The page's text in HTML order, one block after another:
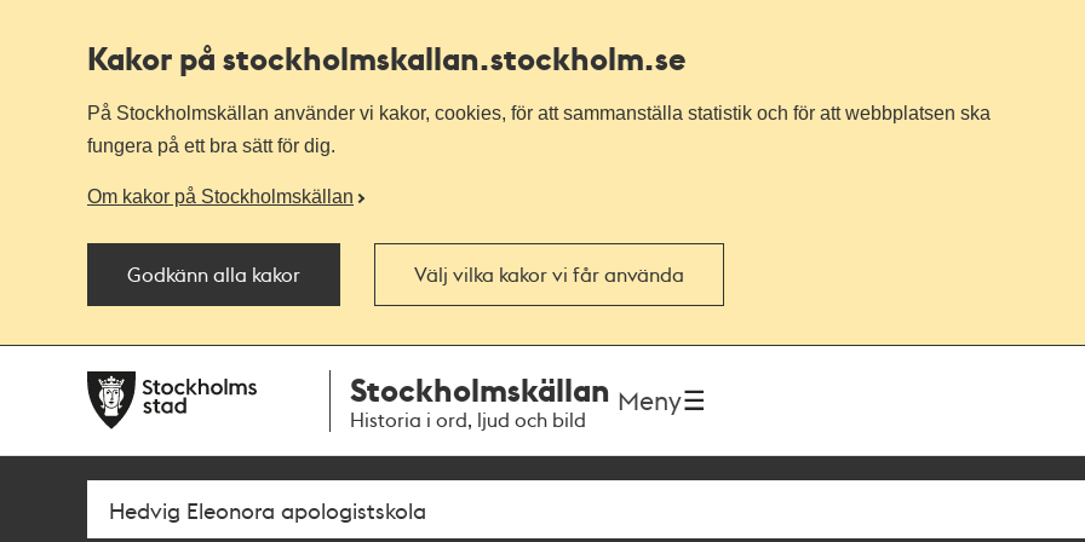
Kakor på stockholmskallan.stockholm.se
På Stockholmskällan använder vi kakor, cookies, för att sammanställa statistik och för att webbplatsen ska
fungera på ett bra sätt för dig.
Om kakor på Stockholmskällan
Godkänn alla kakor Välj vilka kakor vi får använda
navigationen
huvudinnehållet
Stockholmskällan
Historia i ord, ljud och bild
Meny
Sök